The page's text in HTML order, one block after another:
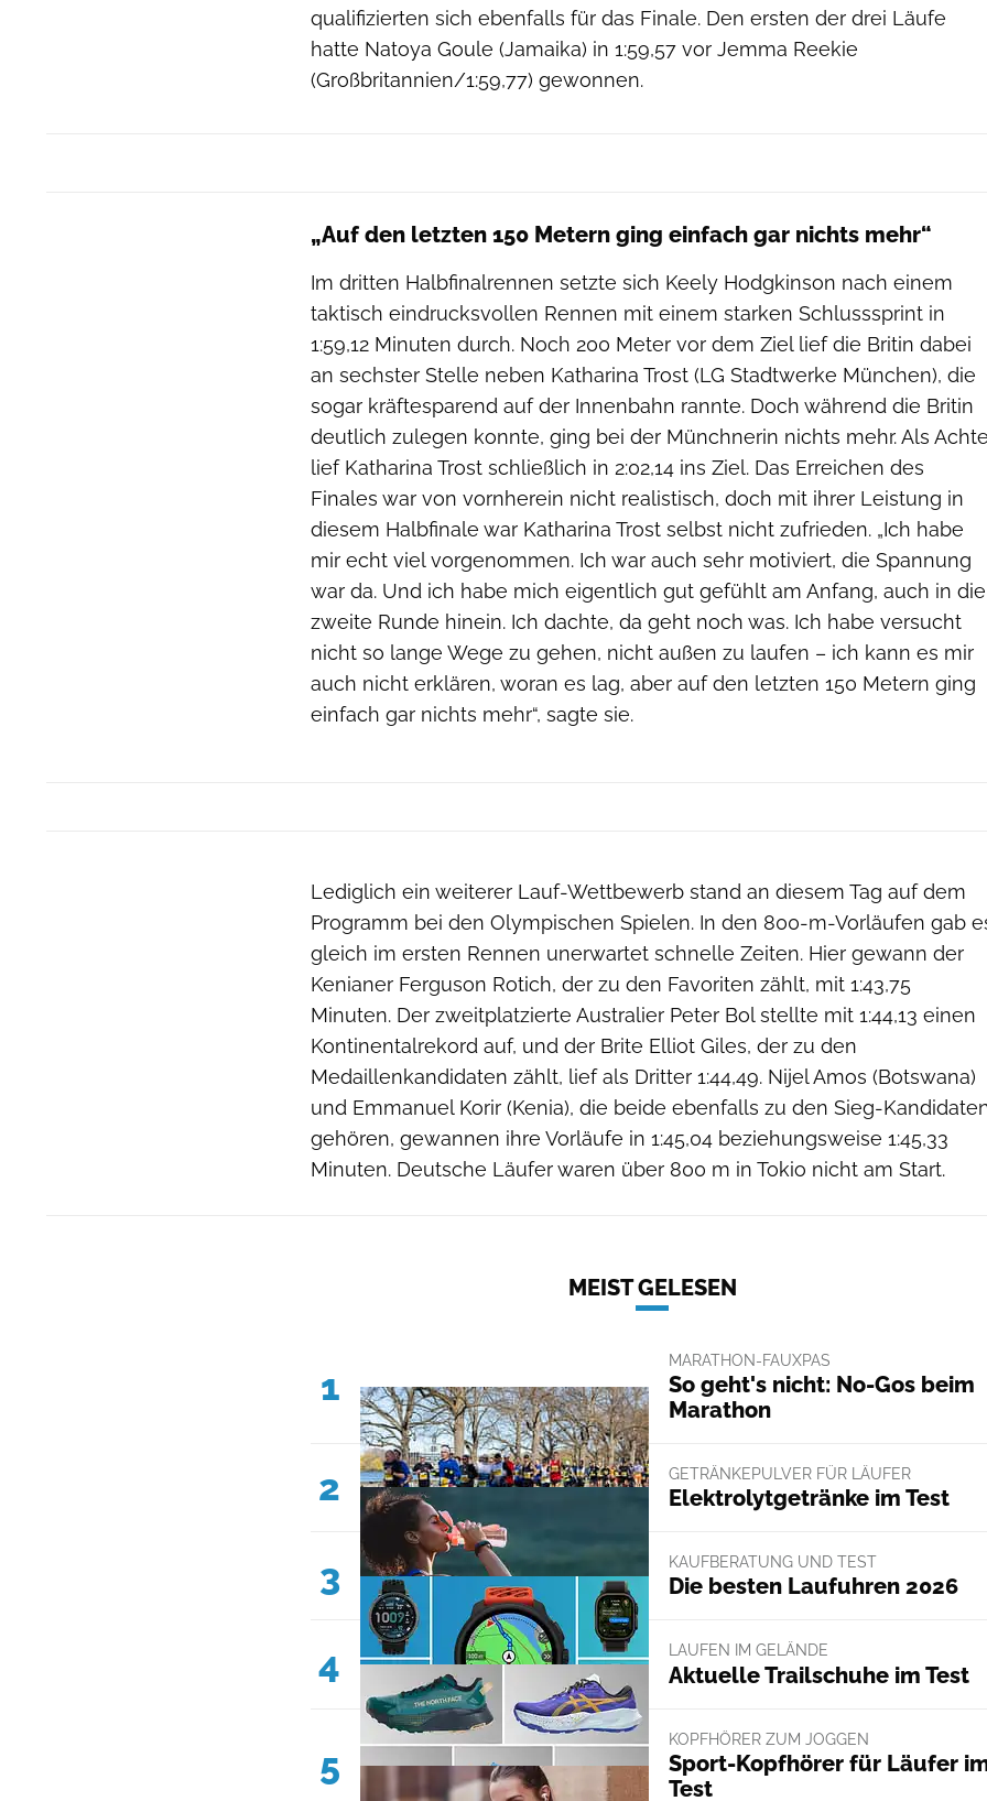
qualifizierten sich ebenfalls für das Finale. Den ersten der drei Läufe
hatte Natoya Goule (Jamaika) in 1:59,57 vor Jemma Reekie
(Großbritannien/1:59,77) gewonnen.
„Auf den letzten 150 Metern ging einfach gar nichts mehr“
Im dritten Halbfinalrennen setzte sich Keely Hodgkinson nach einem
taktisch eindrucksvollen Rennen mit einem starken Schlusssprint in
1:59,12 Minuten durch. Noch 200 Meter vor dem Ziel lief die Britin dabei
an sechster Stelle neben Katharina Trost (LG Stadtwerke München), die
sogar kräftesparend auf der Innenbahn rannte. Doch während die Britin
deutlich zulegen konnte, ging bei der Münchnerin nichts mehr. Als
lief Katharina Trost schließlich in 2:02,14 ins Ziel. Das Erreichen des
Finales war von vornherein nicht realistisch, doch mit ihrer Leistung in
diesem Halbfinale war Katharina Trost selbst nicht zufrieden. „Ich habe
mir echt viel vorgenommen. Ich war auch sehr motiviert, die Spannung
war da. Und ich habe mich eigentlich gut gefühlt am Anfang, auch in die
zweite Runde hinein. Ich dachte, da geht noch was. Ich habe versucht
nicht so lange Wege zu gehen, nicht außen zu laufen – ich kann es mir
auch nicht erklären, woran es lag, aber auf den letzten 150 Metern ging
einfach gar nichts mehr“, sagte sie.
Lediglich ein weiterer Lauf-Wettbewerb stand an diesem Tag auf dem
Programm bei den Olympischen Spielen. In den 800-m-Vorläufen gab
gleich im ersten Rennen unerwartet schnelle Zeiten. Hier gewann der
Kenianer Ferguson Rotich, der zu den Favoriten zählt, mit 1:43,75
Minuten. Der zweitplatzierte Australier Peter Bol stellte mit 1:44,13 einen
Kontinentalrekord auf, und der Brite Elliot Giles, der zu den
Medaillenkandidaten zählt, lief als Dritter 1:44,49. Nijel Amos (Botswana)
und Emmanuel Korir (Kenia), die beide ebenfalls zu den Sieg-
gehören, gewannen ihre Vorläufe in 1:45,04 beziehungsweise 1:45,33
Minuten. Deutsche Läufer waren über 800 m in Tokio nicht am Start.
MEIST GELESEN
1
MARATHON-FAUXPAS
So geht's nicht: No-Gos beim
Marathon
2 GETRÄNKEPULVER FÜR LÄUFER
Elektrolytgetränke im Test
3 KAUFBERATUNG UND TEST
Die besten Laufuhren 2026
4 LAUFEN IM GELÄNDE
Aktuelle Trailschuhe im Test
5
KOPFHÖRER ZUM JOGGEN
Sport-Kopfhörer für Läufer
Test